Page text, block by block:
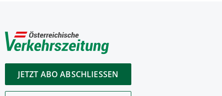
JETZT ABO ABSCHLIESSEN